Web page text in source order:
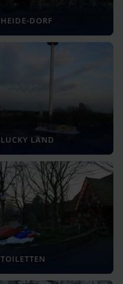
HEIDE-DORF
LUCKY LAND
TOILETTEN